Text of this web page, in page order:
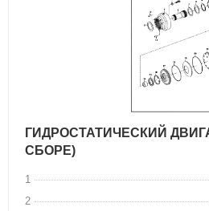
ГИДРОСТАТИЧЕСКИЙ
СБОРЕ)
1
2